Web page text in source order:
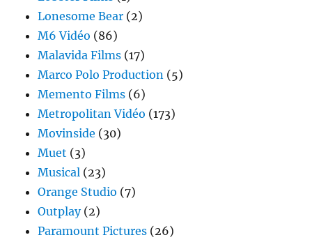
Lonesome Bear (2)
M6 Vidéo (86)
Malavida Films (17)
Marco Polo Production (5)
Memento Films (6)
Metropolitan Vidéo (173)
Movinside (30)
Muet (3)
Musical (23)
Orange Studio (7)
Outplay(2)
Paramount Pictures (26)